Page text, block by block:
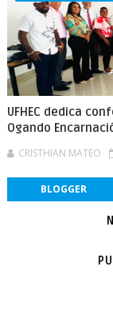
UFHEC dedica
Ogando
CRISTHIAN MATEO
BLOGGER